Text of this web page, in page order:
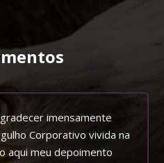
imensamente
Corporativo vivida na
aqui meu depoimento